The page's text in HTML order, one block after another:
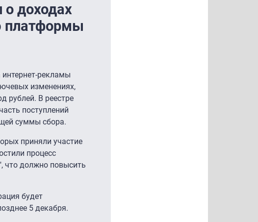
доходах
платформы
рекламы
изменениях,
рублей. В реестре
поступлений
суммы сбора.
приняли участие
процесс
что должно повысить
будет
5 декабря.